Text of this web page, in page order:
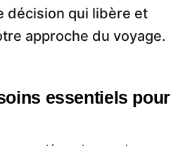
décision qui libère et
approche du voyage.
essentiels pour